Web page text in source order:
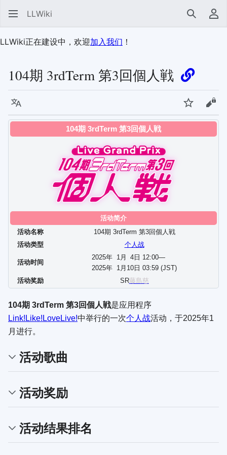
LLWiki 搜索 用
LLWiki正在建设中，欢迎加入我们 ！
104期 3rdTerm 第3回個人戦
语言 监视 查
104期 3rdTerm 第3回個人戦
活动简介
活动名称
104期 3rdTerm 第3回個人戦
活动类型
个人战
活动时间
2025年 1月 4 日 12:00—
2025年
1月 10 日 03:59 (JST)
活动奖励
SR藤島慈
104期 3rdTerm 第3回個人戦是应用程序
Link!Like!LoveLive!中举行的一次个人战活动，于2025年1
月进行。
活动歌曲
活动奖励
活动结果排名